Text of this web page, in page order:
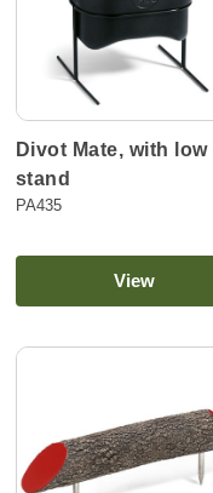
Divot Mate, with low
stand
PA435
View